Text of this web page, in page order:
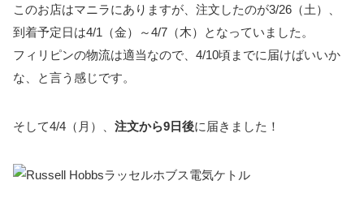
このお店はマニラにありますが、注文したのが3/26（土）、
到着予定日は4/1（金）～4/7（木）となっていました。
フィリピンの物流は適当なので、4/10頃までに届けばいいか
な、と言う感じです。
そして4/4（月）、 注文から9日後に届きました！